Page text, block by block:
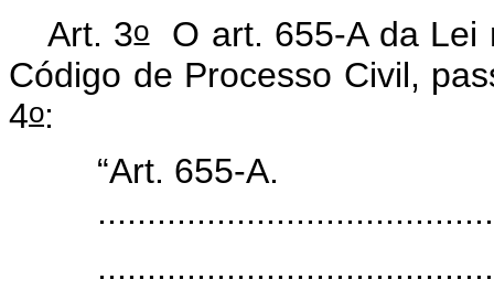
Art. 3oO art. 655-A da Lei
Código de Processo Civil,
4o:
“Art. 655-A.